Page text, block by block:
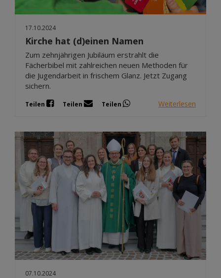
17.10.2024
Kirche hat (d)einen Namen
Zum zehnjährigen Jubiläum erstrahlt die
Fächerbibel mit zahlreichen neuen Methoden für
die Jugendarbeit in frischem Glanz. Jetzt Zugang
sichern.
Teilen Teilen Teilen Weiterlesen
07.10.2024